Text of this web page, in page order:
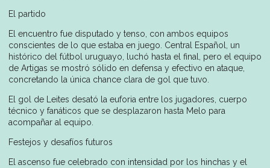
El partido
El encuentro fue disputado y tenso, con ambos equipos
conscientes de lo que estaba en juego. Central Español, un
histórico del fútbol uruguayo, luchó hasta el final, pero el equipo
de Artigas se mostró sólido en defensa y efectivo en ataque,
concretando la única chance clara de gol que tuvo.
El gol de Leites desató la euforia entre los jugadores, cuerpo
técnico y fanáticos que se desplazaron hasta Melo para
acompañar al equipo.
Festejos y desafíos futuros
El ascenso fue celebrado con intensidad por los hinchas y el